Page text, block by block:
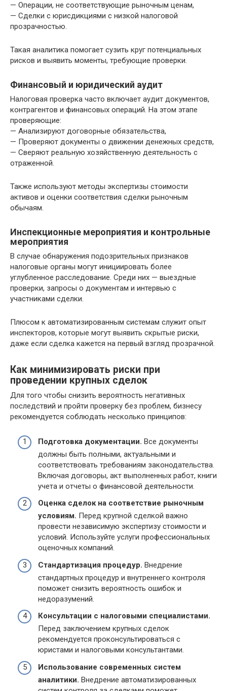
— Операции, не соответствующие рыночным ценам,
— Сделки с юрисдикциями с низкой налоговой
прозрачностью.
Такая аналитика помогает сузить круг потенциальных
рисков и выявить моменты, требующие проверки.
Финансовый и юридический аудит
Налоговая проверка часто включает аудит документов,
контрагентов и финансовых операций. На этом этапе
проверяющие:
— Анализируют договорные обязательства,
— Проверяют документы о движении денежных средств,
— Сверяют реальную хозяйственную деятельность с
отраженной.
Также используют методы экспертизы стоимости
активов и оценки соответствия сделки рыночным
обычаям.
Инспекционные мероприятия и контрольные
мероприятия
В случае обнаружения подозрительных признаков
налоговые органы могут инициировать более
углубленное расследование. Среди них — выездные
проверки, запросы о документам и интервью с
участниками сделки.
Плюсом к автоматизированным системам служит опыт
инспекторов, которые могут выявить скрытые риски,
даже если сделка кажется на первый взгляд прозрачной.
Как минимизировать риски при
проведении крупных сделок
Для того чтобы снизить вероятность негативных
последствий и пройти проверку без проблем, бизнесу
рекомендуется соблюдать несколько принципов:
Подготовка документации. Все документы
должны быть полными, актуальными и
соответствовать требованиям законодательства.
Включая договоры, акт выполненных работ, книги
учета и отчеты о финансовой деятельности.
Оценка сделок на соответствие рыночным
условиям. Перед крупной сделкой важно
провести независимую экспертизу стоимости и
условий. Используйте услуги профессиональных
оценочных компаний.
Стандартизация процедур. Внедрение
стандартных процедур и внутреннего контроля
поможет снизить вероятность ошибок и
недоразумений.
Консультации с налоговыми специалистами.
Перед заключением крупных сделок
рекомендуется проконсультироваться с
юристами и налоговыми консультантами.
Использование современных систем
аналитики. Внедрение автоматизированных